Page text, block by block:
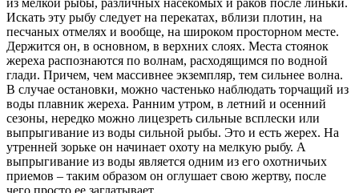
Искать эту рыбу следует на перекатах, вблизи плотин, на
песчаных отмелях и вообще, на широком просторном месте.
Держится он, в основном, в верхних слоях. Места стоянок
жереха распознаются по волнам, расходящимся по водной
глади. Причем, чем массивнее экземпляр, тем сильнее волна.
В случае остановки, можно частенько наблюдать торчащий из
воды плавник жереха. Ранним утром, в летний и осенний
сезоны, нередко можно лицезреть сильные всплески или
выпрыгивание из воды сильной рыбы. Это и есть жерех. На
утренней зорьке он начинает охоту на мелкую рыбу. А
выпрыгивание из воды является одним из его охотничьих
приемов – таким образом он оглушает свою жертву, после
чего просто ее заглатывает.